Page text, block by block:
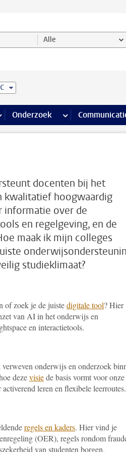
Alle
Onderwijs pagina’s
Onderzoek meer Onderzoek
docenten bij het
kwalitatief hoogwaardig
informatie over de
en regelgeving, en de
maak ik mijn colleges
studieklimaat?
of zoek je de juistedigitale tool? Hier
van AI in het onderwijs en
en interactietools.
onderwijs en onderzoek
dezevisiede basis vormt voor onze
leren en flexibele leerroutes.
regels en kaders. Hier vind je
(OER), regels rondom
van studenten borgen.